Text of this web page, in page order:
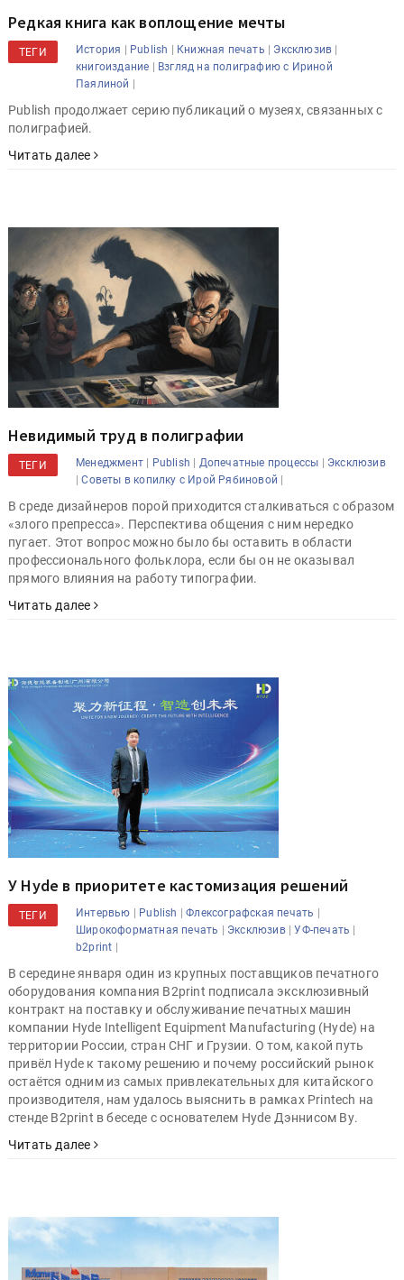
Редкая книга как воплощение мечты
ТЕГИ История | Publish | Книжная печать | Эксклюзив |
книгоиздание | Взгляд на полиграфию с Ириной
Паялиной |
Publish продолжает серию публикаций о музеях, связанных с
полиграфией.
Читать далее
Невидимый труд в полиграфии
ТЕГИ Менеджмент | Publish | Допечатные процессы | Эксклюзив
|Советы в копилку с Ирой Рябиновой |
В среде дизайнеров порой приходится сталкиваться с образом
«злого препресса». Перспектива общения с ним нередко
пугает. Этот вопрос можно было бы оставить в области
профессионального фольклора, если бы он не оказывал
прямого влияния на работу типографии.
Читать далее
У Hyde в приоритете кастомизация решений
ТЕГИ Интервью | Publish |Флексографская печать |
Широкоформатная печать | Эксклюзив|УФ-печать |
b2print |
В середине января один из крупных поставщиков печатного
оборудования компания B2print подписала эксклюзивный
контракт на поставку и обслуживание печатных машин
компании Hyde Intelligent Equipment Manufacturing (Hyde) на
территории России, стран СНГ и Грузии. О том, какой путь
привёл Hyde к такому решению и почему российский рынок
остаётся одним из самых привлекательных для китайского
производителя, нам удалось выяснить в рамках Printech на
стенде B2print в беседе с основателем Hyde Дэннисом Ву.
Читать далее